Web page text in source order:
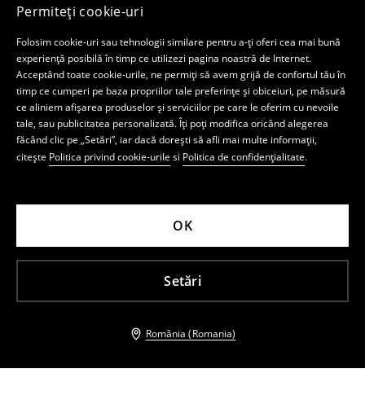
Permiteți cookie-uri
Folosim cookie-uri sau tehnologii similare pentru a-ți oferi cea mai bună
experiență posibilă în timp ce utilizezi pagina noastră de Internet.
Acceptând toate cookie-urile, ne permiți să avem grijă de confortul tău în
timp ce cumperi pe baza propriilor tale preferințe și obiceiuri, pe măsură
ce aliniem afișarea produselor și serviciilor pe care le oferim cu nevoile
tale, sau publicitatea personalizată. Îți poți modifica oricând alegerea
făcând clic pe „Setări”, iar dacă dorești să afli mai multe informații,
citește Politica privind cookie-urile si Politica de confidențialitate.
Setări
OK
România (Romania)